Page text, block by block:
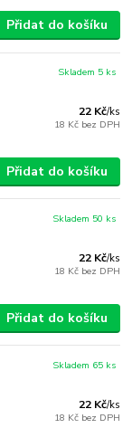
Přidat do košíku
22 Kč/ks
18 Kč bez DPH
Skladem 5 ks
Přidat do košíku
22 Kč/ks
18 Kč bez DPH
Skladem 50 ks
Přidat do košíku
22 Kč/ks
18 Kč bez DPH
Skladem 65 ks